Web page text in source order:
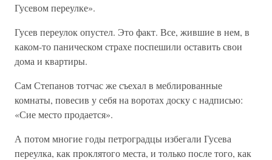
Гусевом переулке».
Гусев переулок опустел. Это факт. Все, жившие в нем, в
каком-то паническом страхе поспешили оставить свои
дома и квартиры.
Сам Степанов тотчас же съехал в меблированные
комнаты, повесив у себя на воротах доску с надписью:
«Сие место продается».
А потом многие годы петроградцы избегали Гусева
переулка, как проклятого места, и только после того, как